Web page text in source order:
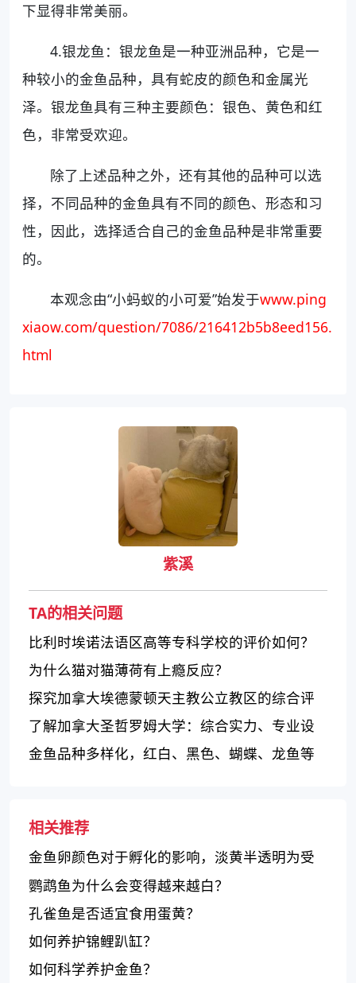
下显得非常美丽。
4.银龙鱼：银龙鱼是一种亚洲品种，它是一
种较小的金鱼品种，具有蛇皮的颜色和金属光
泽。银龙鱼具有三种主要颜色：银色、黄色和红
色，非常受欢迎。
除了上述品种之外，还有其他的品种可以选
择，不同品种的金鱼具有不同的颜色、形态和习
性，因此，选择适合自己的金鱼品种是非常重要
的。
本观念由“小蚂蚁的小可爱”始发于www.ping
xiaow.com/question/7086/216412b5b8eed156.
html
紫溪
TA的相关问题
比利时埃诺法语区高等专科学校的评价如何？
为什么猫对猫薄荷有上瘾反应？
探究加拿大埃德蒙顿天主教公立教区的综合评
价
了解加拿大圣哲罗姆大学：综合实力、专业设
置和校园生活
金鱼品种多样化，红白、黑色、蝴蝶、龙鱼等
相关推荐
金鱼卵颜色对于孵化的影响，淡黄半透明为受
精卵
鹦鹉鱼为什么会变得越来越白？
孔雀鱼是否适宜食用蛋黄？
如何养护锦鲤趴缸？
如何科学养护金鱼？